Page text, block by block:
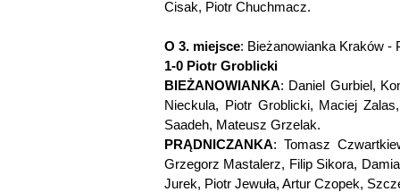
Cisak, Piotr Chuchmacz.
O 3. miejsce: Bieżanowianka Kraków -
1-0 Piotr Groblicki
BIEŻANOWIANKA: Daniel Gurbiel,
Nieckula, Piotr Groblicki, Maciej
Saadeh, Mateusz Grzelak.
PRĄDNICZANKA: Tomasz
Grzegorz Mastalerz, Filip Sikora,
Jurek, Piotr Jewuła, Artur Czopek,